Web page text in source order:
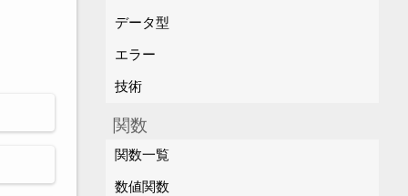
データ型
エラー
技術
関数
関数一覧
数値関数